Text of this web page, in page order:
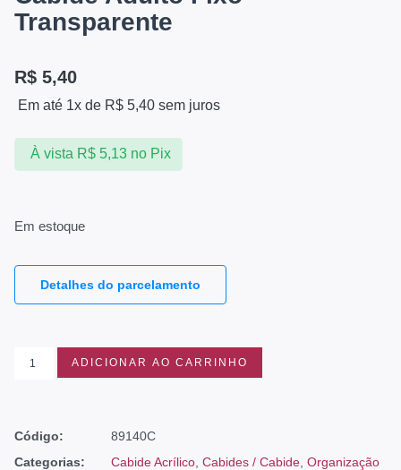
Transparente
R$ 5,40
Em até 1x de R$ 5,40 sem juros
À vista R$5,13 no Pix
Em estoque
Detalhes do parcelamento
ADICIONAR AO CARRINHO
Código:
89140C
Categorias:
Cabide Acrílico Cabides / Cabide Organização